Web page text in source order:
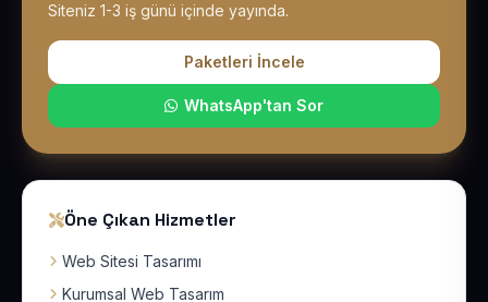
Siteniz 1-3 iş günü içinde yayında.
Paketleri İncele
WhatsApp'tan Sor
Öne Çıkan Hizmetler
Web Sitesi Tasarımı
Kurumsal Web Tasarım